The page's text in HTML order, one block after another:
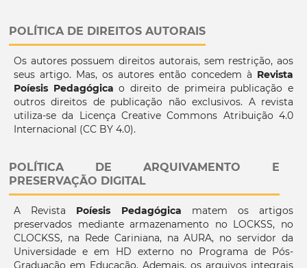
POLÍTICA DE DIREITOS AUTORAIS
Os autores possuem direitos autorais, sem restrição, aos
seus artigo. Mas, os autores então concedem à Revista
Poíesis Pedagógica o direito de primeira publicação e
outros direitos de publicação não exclusivos. A revista
utiliza-se da Licença Creative Commons Atribuição 4.0
Internacional (CC BY 4.0).
POLÍTICA DE ARQUIVAMENTO E
PRESERVAÇÃO DIGITAL
A Revista Poíesis Pedagógica matem os artigos
preservados mediante armazenamento no LOCKSS, no
CLOCKSS, na Rede Cariniana, na AURA, no servidor da
Universidade e em HD externo no Programa de Pós-
Graduação em Educação. Ademais, os arquivos integrais